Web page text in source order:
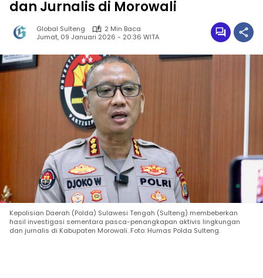
dan Jurnalis di Morowali
Global Sulteng
2 Min Baca
Jumat, 09 Januari 2026 - 20:36 WITA
Kepolisian Daerah (Polda) Sulawesi Tengah (Sulteng) membeberkan
hasil investigasi sementara pasca-penangkapan aktivis lingkungan
dan jurnalis di Kabupaten Morowali. Foto: Humas Polda Sulteng.